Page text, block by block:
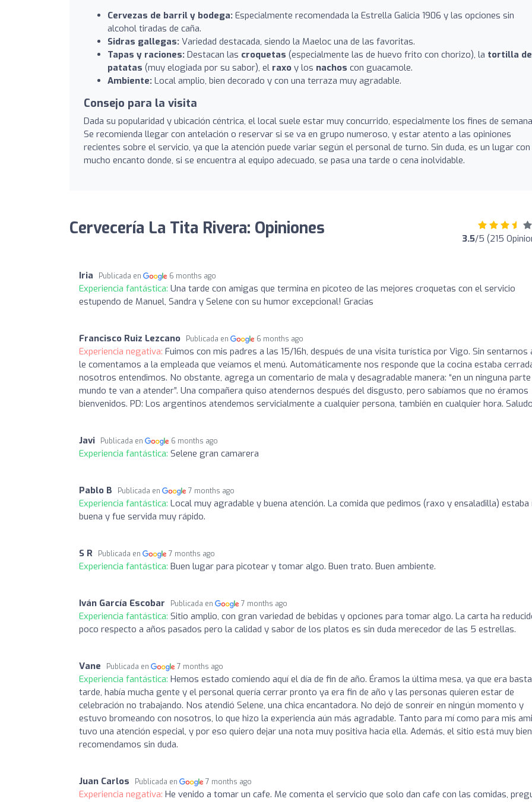
Cervezas de barril y bodega: Especialmente recomendada la Estrella Galicia 1906 y las opciones sin
alcohol tiradas de caña.
Sidras gallegas: Variedad destacada, siendo la Maeloc una de las favoritas.
Tapas y raciones: Destacan las croquetas (especialmente las de huevo frito con chorizo), la tortilla de
patatas (muy elogiada por su sabor), el raxo y los nachos con guacamole.
Ambiente: Local amplio, bien decorado y con una terraza muy agradable.
Consejo para la visita
Dada su popularidad y ubicación céntrica, el local suele estar muy concurrido, especialmente los fines de
Se recomienda llegar con antelación o reservar si se va en grupo numeroso, y estar atento a las opiniones
recientes sobre el servicio, ya que la atención puede variar según el personal de turno. Sin duda, es un lugar con
mucho encanto donde, si se encuentra al equipo adecuado, se pasa una tarde o cena inolvidable.
Cervecería La Tita Rivera: Opiniones 3.5/5 (215
Iria Publicada en 6 months ago
Experiencia fantástica: Una tarde con amigas que termina en picoteo de las mejores croquetas con el servicio
estupendo de Manuel, Sandra y Selene con su humor excepcional! Gracias
Francisco Ruiz Lezcano Publicada en 6 months ago
Experiencia negativa: Fuimos con mis padres a las 15/16h, después de una visita turística por Vigo. Sin sentarnos
le comentamos a la empleada que veíamos el menú. Automáticamente nos responde que la cocina estaba
nosotros entendimos. No obstante, agrega un comentario de mala y desagradable manera: “en un ninguna
mundo te van a atender”. Una compañera quiso atendernos después del disgusto, pero sabíamos que no éramos
bienvenidos. PD: Los argentinos atendemos servicialmente a cualquier persona, también en cualquier hora.
Javi Publicada en 6 months ago
Experiencia fantástica: Selene gran camarera
Pablo B Publicada en 7 months ago
Experiencia fantástica: Local muy agradable y buena atención. La comida que pedimos (raxo y ensaladilla) estaba
buena y fue servida muy rápido.
S R Publicada en 7 months ago
Experiencia fantástica: Buen lugar para picotear y tomar algo. Buen trato. Buen ambiente.
Iván García Escobar Publicada en 7 months ago
Experiencia fantástica: Sitio amplio, con gran variedad de bebidas y opciones para tomar algo. La carta ha
poco respecto a años pasados pero la calidad y sabor de los platos es sin duda merecedor de las 5 estrellas.
Vane Publicada en 7 months ago
Experiencia fantástica: Hemos estado comiendo aquí el día de fin de año. Éramos la última mesa, ya que era
tarde, había mucha gente y el personal quería cerrar pronto ya era fin de año y las personas quieren estar de
celebración no trabajando. Nos atendió Selene, una chica encantadora. No dejó de sonreír en ningún momento y
estuvo bromeando con nosotros, lo que hizo la experiencia aún más agradable. Tanto para mí como para mis
tuvo una atención especial, y por eso quiero dejar una nota muy positiva hacia ella. Además, el sitio está muy
recomendamos sin duda.
Juan Carlos Publicada en 7 months ago
Experiencia negativa: He venido a tomar un cafe. Me comenta el servicio que solo dan cafe con las comidas,